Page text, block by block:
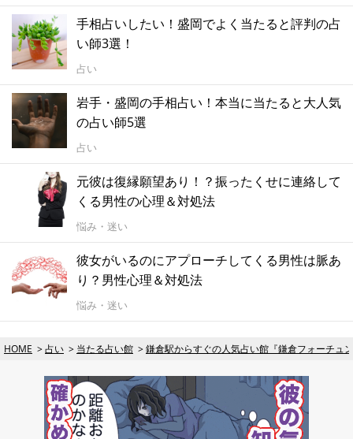
手相占いしたい！盛岡でよく当たると評判の占
い師3選！
占い
岩手・盛岡の手相占い！本当に当たると大人気
の占い師5選
占い
元彼は復縁願望あり！？振ったくせに連絡して
くる男性の心理＆対処法
悩み・迷い
彼女がいるのにアプローチしてくる男性は脈あ
り？男性心理＆対処法
悩み・迷い
HOME 占い 当たる占い館 鎌倉駅からすぐの人気占い館『鎌倉フォーチュ